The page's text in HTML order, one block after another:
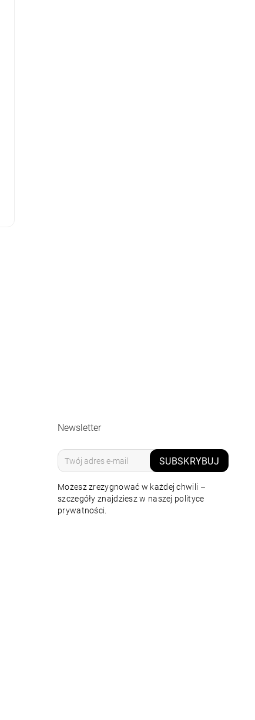
Newsletter
SUBSKRYBUJ
Możesz zrezygnować w każdej chwili –
szczegóły znajdziesz w naszej polityce
prywatności.